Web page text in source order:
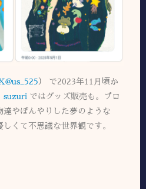
） で2023年11月頃か
suzuri ではグッズ販売も。プロ
達やぼんやりした夢のような
くて不思議な世界観です。